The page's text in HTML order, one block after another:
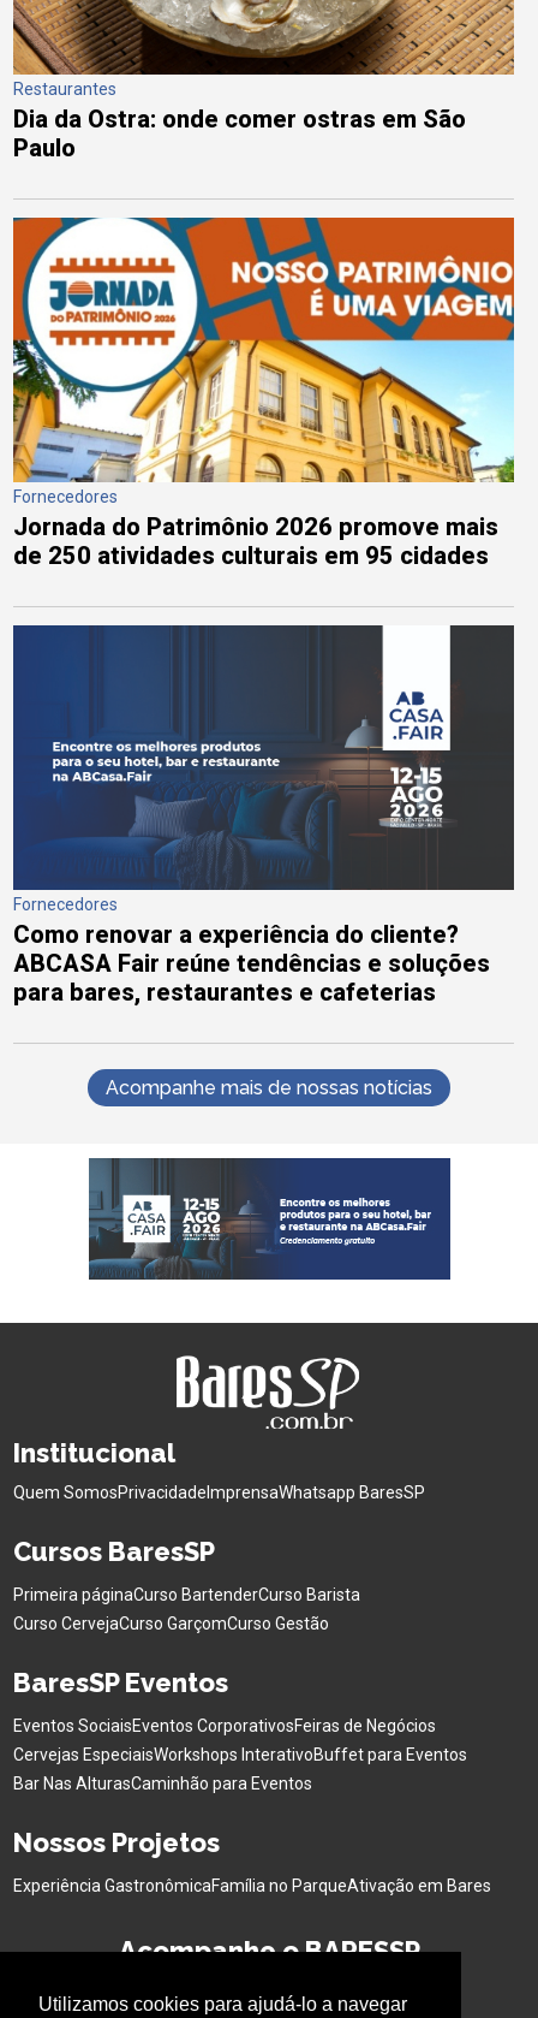
Utilizamos cookies para ajudá-lo a navegar
Restaurantes
Dia da Ostra: onde comer ostras em São
Paulo
Fornecedores
Jornada do Patrimônio 2026 promove mais
de 250 atividades culturais em 95 cidades
Fornecedores
Como renovar a experiência do cliente?
ABCASA Fair reúne tendências e soluções
para bares, restaurantes e cafeterias
Acompanhe mais de nossas notícias
Institucional
Quem SomosPrivacidade ImprensaWhatsapp BaresSP
Cursos BaresSP
Primeira páginaCurso BartenderCurso Barista
Curso CervejaCurso GarçomCurso Gestão
BaresSP Eventos
Eventos SociaisEventos CorporativosFeiras de Negócios
Cervejas EspeciaisWorkshops InterativoBuffet para Eventos
Bar Nas AlturasCaminhão para Eventos
Nossos Projetos
Experiência GastronômicaFamília no ParqueAtivação em Bares
Acompanhe o BARESSP